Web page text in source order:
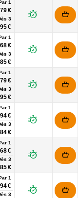
1
€
3
€
1
€
3
€
1
€
3
€
1
€
3
€
1
€
3
€
1
€
3